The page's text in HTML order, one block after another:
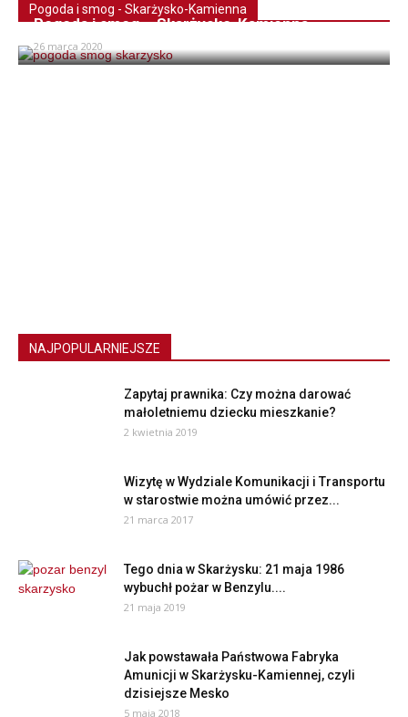
Pogoda i smog - Skarżysko-Kamienna
Pogoda i smog – Skarżysko-Kamienna
26 marca 2020
NAJPOPULARNIEJSZE
Zapytaj prawnika: Czy można darować
małoletniemu dziecku mieszkanie?
2 kwietnia 2019
Wizytę w Wydziale Komunikacji i Transportu
w starostwie można umówić przez...
21 marca 2017
Tego dnia w Skarżysku: 21 maja 1986
wybuchł pożar w Benzylu....
21 maja 2019
Jak powstawała Państwowa Fabryka
Amunicji w Skarżysku-Kamiennej, czyli
dzisiejsze Mesko
5 maja 2018